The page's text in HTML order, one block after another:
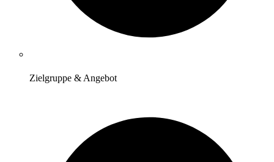
Zielgruppe & Angebot